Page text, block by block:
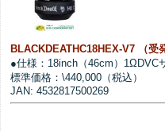
BLACKDEATHC18HEX-V7 （受
●仕様：18inch（46cm）1ΩDVC
標準価格：\440,000（税込）
JAN: 4532817500269